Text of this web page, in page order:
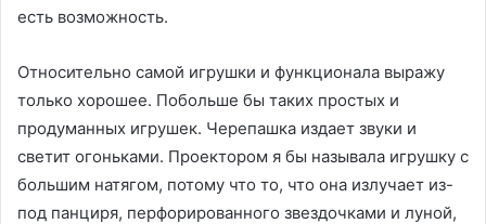
есть возможность.
Относительно самой игрушки и функционала выражу
только хорошее. Побольше бы таких простых и
продуманных игрушек. Черепашка издает звуки и
светит огоньками. Проектором я бы называла игрушку с
большим натягом, потому что то, что она излучает из-
под панциря, перфорированного звездочками и луной,